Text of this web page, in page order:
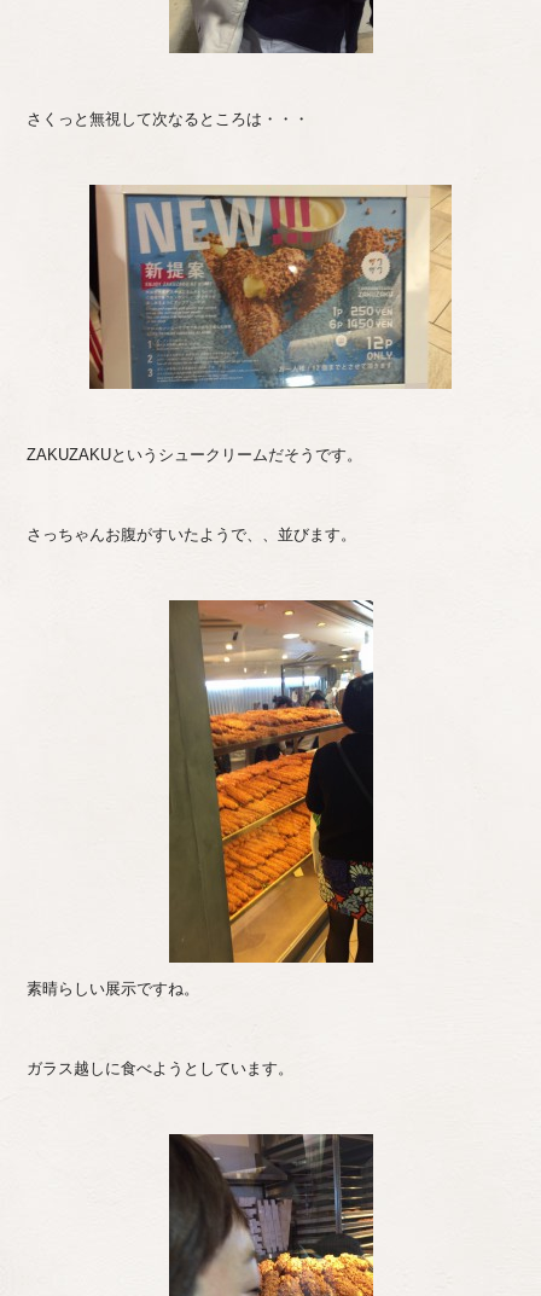
さくっと無視して次なるところは・・・
ZAKUZAKUというシュークリームだそうです。
さっちゃんお腹がすいたようで、、並びます。
素晴らしい展示ですね。
ガラス越しに食べようとしています。